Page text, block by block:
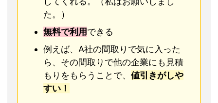
た。）
無料で利用できる
例えば、A社の間取りで気に入った
ら、その間取りで他の企業にも見積
もりをもらうことで、 値引きがしや
すい！